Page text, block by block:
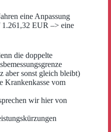
eine Anpassung
EUR –> eine
die doppelte
aber sonst gleich bleibt)
Krankenkasse vom
wir hier von